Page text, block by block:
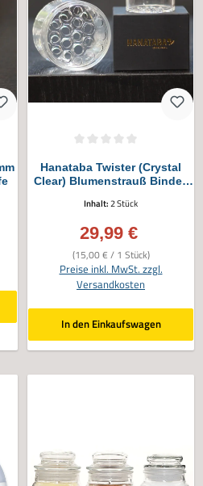
Hanataba Twister (Crystal
Clear) Blumenstrauß Binder,
Inhalt:2 Stück
Verkaufspreis:
29,99 €
(15,00 € / 1 Stück)
Preise inkl. MwSt. zzgl.
Versandkosten
In den Einkaufswagen